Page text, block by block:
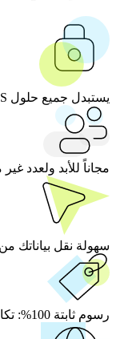
يستبدل جميع حلول SaaS الحالية لديك
مجاناً للأبد ولعدد
سهولة نقل بياناتك
رسوم ثابتة 100%: